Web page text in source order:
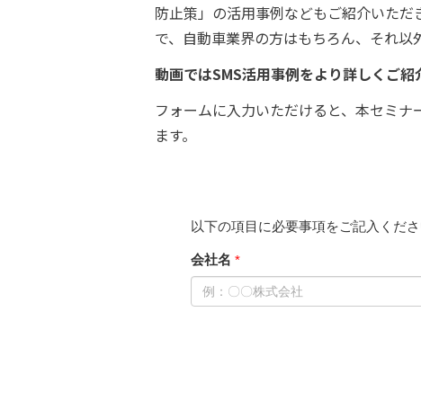
防止策」の活用事例などもご紹介いた
で、自動車業界の方はもちろん、それ以
動画ではSMS活用事例をより詳しくご紹
フォームに入力いただけると、本セミ
ます。